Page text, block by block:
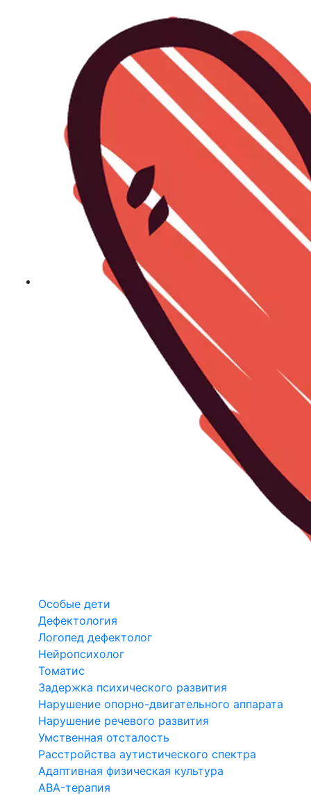
Особые дети
Дефектология
Логопед дефектолог
Нейропсихолог
Томатис
Задержка психического развития
Нарушение опорно-двигательного аппарата
Нарушение речевого развития
Умственная отсталость
Расстройства аутистического спектра
Адаптивная физическая культура
ABA-терапия